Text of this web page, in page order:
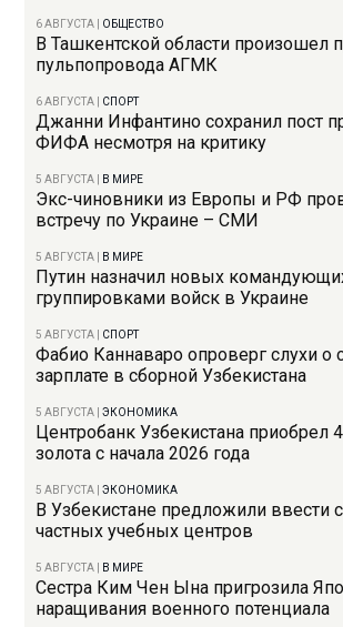
6 АВГУСТА ОБЩЕСТВО
В Ташкентской области произошел
пульпопровода АГМК
6 АВГУСТА СПОРТ
Джанни Инфантино сохранил пост
ФИФА несмотря на критику
5 АВГУСТА В МИРЕ
Экс-чиновники из Европы и РФ
встречу по Украине – СМИ
5 АВГУСТА В МИРЕ
Путин назначил новых
группировками войск в Украине
5 АВГУСТА СПОРТ
Фабио Каннаваро опроверг слухи о
зарплате в сборной Узбекистана
5 АВГУСТА |ЭКОНОМИКА
Центробанк Узбекистана приобрел
золота с начала 2026 года
5 АВГУСТА |ЭКОНОМИКА
В Узбекистане предложили ввести
частных учебных центров
5 АВГУСТА В МИРЕ
Сестра Ким Чен Ына пригрозила
наращивания военного потенциала